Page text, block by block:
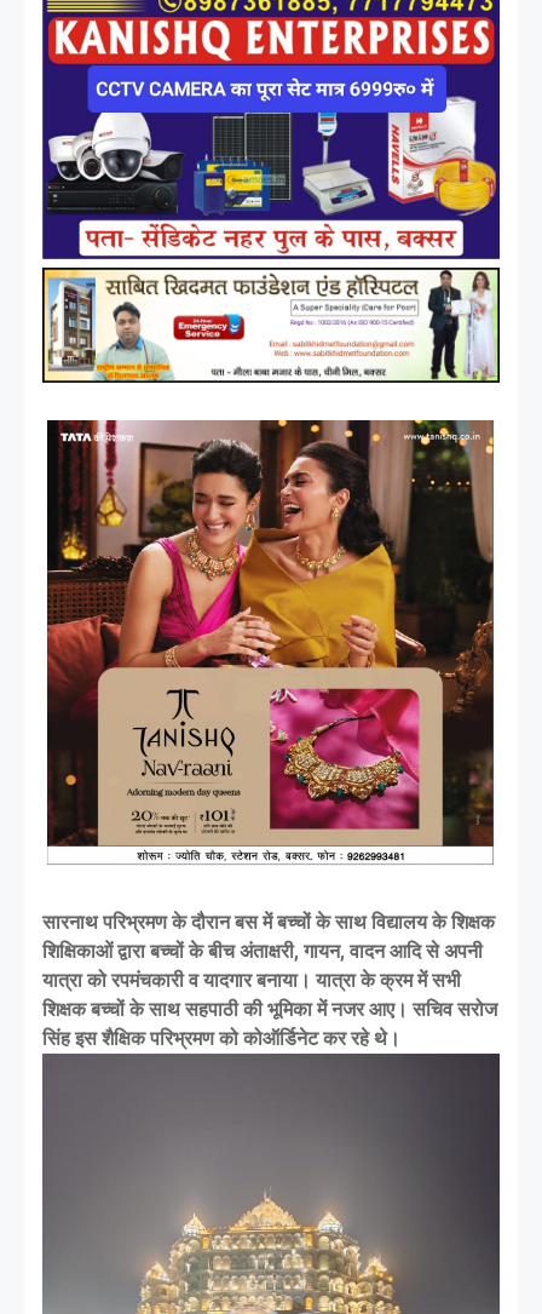
सारनाथ परिभ्रमण के दौरान बस में बच्चों के साथ विद्यालय के शिक्षक
शिक्षिकाओं द्वारा बच्चों के बीच अंताक्षरी, गायन, वादन आदि से अपनी
यात्रा को रपमंचकारी व यादगार बनाया। यात्रा के क्रम में सभी
शिक्षक बच्चों के साथ सहपाठी की भूमिका में नजर आए। सचिव सरोज
सिंह इस शैक्षिक परिभ्रमण को कोऑर्डिनेट कर रहे थे।